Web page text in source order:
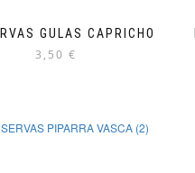
GULAS CAPRICHO
3,50 €